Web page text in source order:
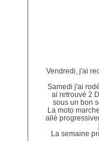
Vendredi, j'ai
Samedi j'ai
ai retrouvé 2
sous un bon
La moto
allé
La semaine